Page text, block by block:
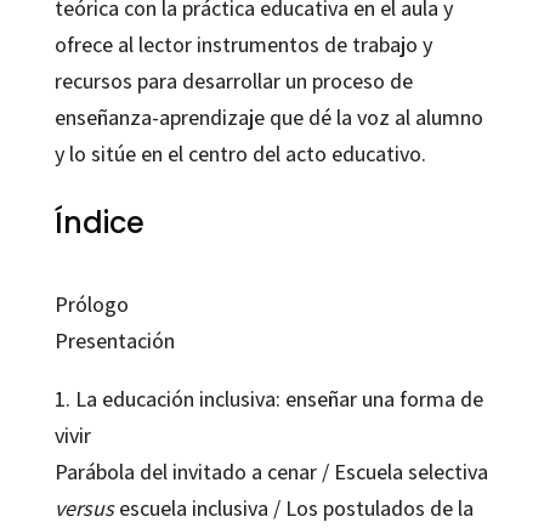
teórica con la práctica educativa en el aula y
ofrece al lector instrumentos de trabajo y
recursos para desarrollar un proceso de
enseñanza-aprendizaje que dé la voz al alumno
y lo sitúe en el centro del acto educativo.
Índice
Prólogo
Presentación
1. La educación inclusiva: enseñar una forma de
vivir
Parábola del invitado a cenar / Escuela selectiva
versusescuela inclusiva / Los postulados de la